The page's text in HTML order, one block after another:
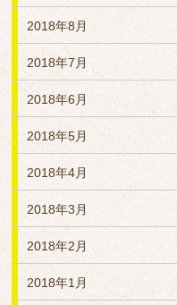
2018年8月
2018年7月
2018年6月
2018年5月
2018年4月
2018年3月
2018年2月
2018年1月